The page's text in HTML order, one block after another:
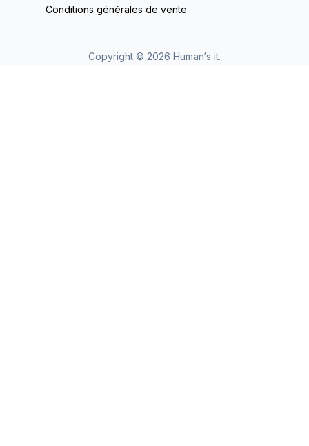
Conditions générales de vente
Copyright © 2026 Human‘s it.